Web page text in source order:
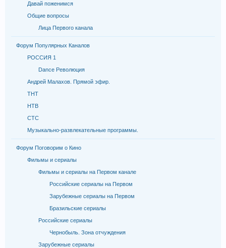
Давай поженимся
Общие вопросы
Лица Первого канала
Форум Популярных Каналов
РОССИЯ 1
Dance Революция
Андрей Малахов. Прямой эфир.
ТНТ
НТВ
СТС
Музыкально-развлекательные программы.
Форум Поговорим о Кино
Фильмы и сериалы
Фильмы и сериалы на Первом канале
Российские сериалы на Первом
Зарубежные сериалы на Первом
Бразильские сериалы
Российские сериалы
Чернобыль. Зона отчуждения
Зарубежные сериалы